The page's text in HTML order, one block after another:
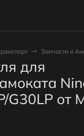
Запчасти и
для
G30LP от